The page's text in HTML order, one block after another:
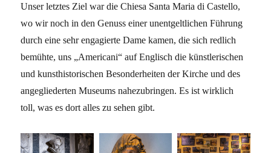
Unser letztes Ziel war die Chiesa Santa Maria di Castello,
wo wir noch in den Genuss einer unentgeltlichen Führung
durch eine sehr engagierte Dame kamen, die sich redlich
bemühte, uns „Americani“ auf Englisch die künstlerischen
und kunsthistorischen Besonderheiten der Kirche und des
angegliederten Museums nahezubringen. Es ist wirklich
toll, was es dort alles zu sehen gibt.